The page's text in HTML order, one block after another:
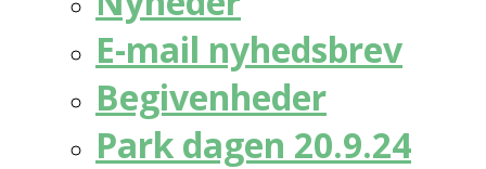
E-mail nyhedsbrev
Begivenheder
Park dagen 20.9.24